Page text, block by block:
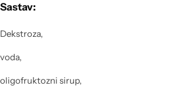
Sastav:
Dekstroza,
voda,
oligofruktozni sirup,